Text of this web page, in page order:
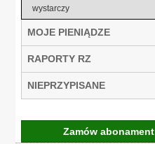
wystarczy
MOJE PIENIĄDZE
RAPORTY RZ
NIEPRZYPISANE
Zamów abonament